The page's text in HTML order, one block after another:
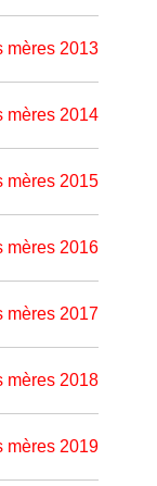
mères 2013
mères 2014
mères 2015
mères 2016
mères 2017
mères 2018
mères 2019